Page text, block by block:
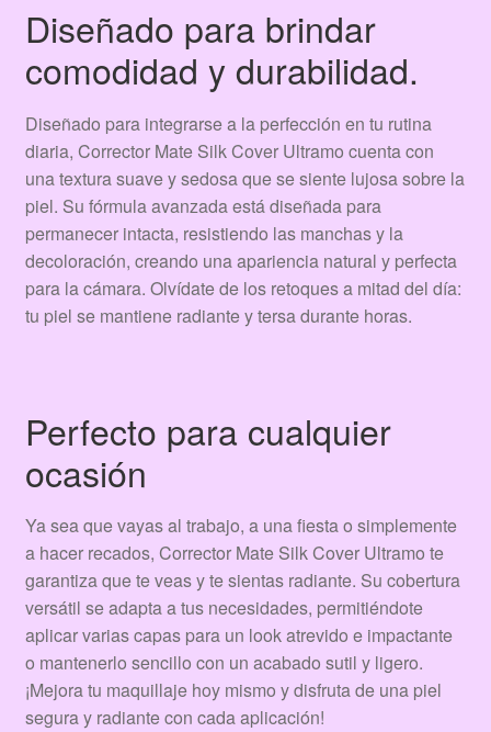
Diseñado para brindar
comodidad y durabilidad.
Diseñado para integrarse a la perfección en tu rutina
diaria, Corrector Mate Silk Cover Ultramo cuenta con
una textura suave y sedosa que se siente lujosa sobre la
piel. Su fórmula avanzada está diseñada para
permanecer intacta, resistiendo las manchas y la
decoloración, creando una apariencia natural y perfecta
para la cámara. Olvídate de los retoques a mitad del día:
tu piel se mantiene radiante y tersa durante horas.
Perfecto para cualquier
ocasión
Ya sea que vayas al trabajo, a una fiesta o simplemente
a hacer recados, Corrector Mate Silk Cover Ultramo te
garantiza que te veas y te sientas radiante. Su cobertura
versátil se adapta a tus necesidades, permitiéndote
aplicar varias capas para un look atrevido e impactante
o mantenerlo sencillo con un acabado sutil y ligero.
¡Mejora tu maquillaje hoy mismo y disfruta de una piel
segura y radiante con cada aplicación!